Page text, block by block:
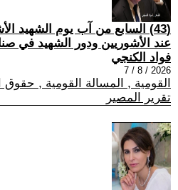
(43) السابع من آب يوم الشهيد
عند الأشوريين ودور الشهيد في
فواد الكنجي
2026 / 8 / 7
القومية , المسالة القومية ,
تقرير المصير